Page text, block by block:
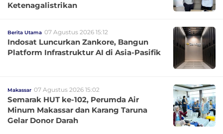
Ketenagalistrikan
Berita Utama 07 Agustus 2026 15:12
Indosat Luncurkan Zankore, Bangun
Platform Infrastruktur AI di Asia-Pasifik
Makassar 07 Agustus 2026 15:02
Semarak HUT ke-102, Perumda Air
Minum Makassar dan Karang Taruna
Gelar Donor Darah